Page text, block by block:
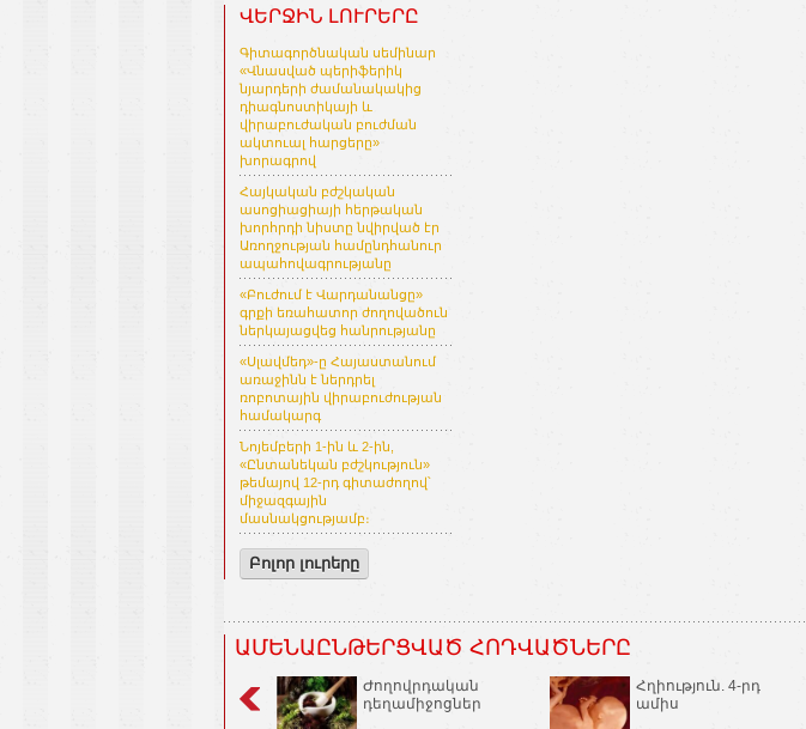
ՎԵՐՋԻՆ ԼՈՒՐԵՐԸ
Գիտագործնական սեմինար
«Վնասված պերիֆերիկ
նյարդերի ժամանակակից
դիագնոստիկայի և
վիրաբուժական բուժման
ակտուալ հարցերը»
խորագրով
Հայկական բժշկական
ասոցիացիայի հերթական
խորհրդի նիստը նվիրված էր
Առողջության համընդհանուր
ապահովագրությանը
«Բուժում է Վարդանանցը»
գրքի եռահատոր ժողովածուն
ներկայացվեց հանրությանը
«Սլավմեդ»-ը Հայաստանում
առաջինն է ներդրել
ռոբոտային վիրաբուժության
համակարգ
Նոյեմբերի 1-ին և 2-ին,
«Ընտանեկան բժշկություն»
թեմայով 12-րդ գիտաժողով՝
միջազգային
մասնակցությամբ։
Բոլոր լուրերը
ԱՄԵՆԱԸՆԹԵՐՑՎԱԾ ՀՈԴՎԱԾՆԵՐԸ
Ժողովրդական
դեղամիջոցներ
Հղիություն. 4-րդ
ամիս